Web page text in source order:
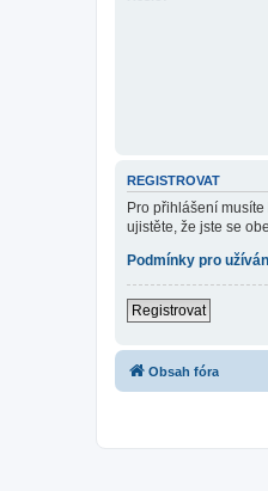
REGISTROVAT
Pro přihlášení
ujistěte, že jste se
Podmínky pro
Registrovat
Obsah fóra